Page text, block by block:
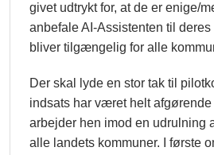
givet udtrykt for, at de er enige/
anbefale AI-Assistenten til
bliver tilgængelig for alle
Der skal lyde en stor tak til
indsats har været helt afgørende
arbejder hen imod en udrulning
alle landets kommuner. I første